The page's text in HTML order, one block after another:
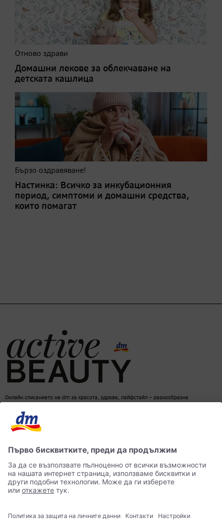
Отново здрави
Домашни лекове за облекчаване на
детската кашлица
Бързо оздравяване!
Настинка: Всичко за инкубационния
период, симптоми и домашни средства,
които помагат
Онлайн списанието на dm за красота, здраве, лайфстайл – разнообразна
dm онлайн магазин Контакти Лични данни
достъпност